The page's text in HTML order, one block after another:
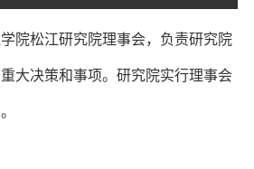
学院松江研究院理事会，负责研究院
大决策和事项。研究院实行理事会